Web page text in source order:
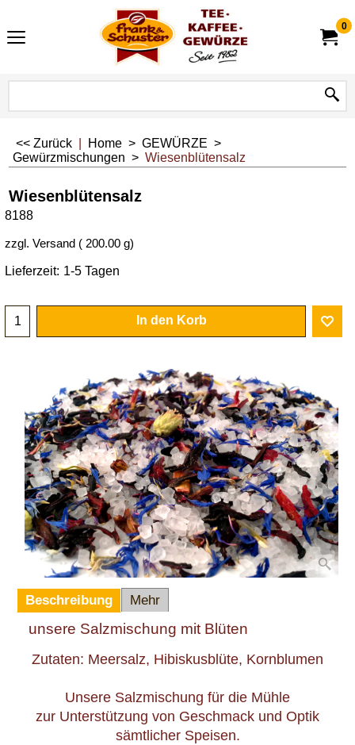
0
<< Zurück Home > GEWÜRZE >
Gewürzmischungen > Wiesenblütensalz
Wiesenblütensalz
8188
zzgl. Versand 200.00 g
Lieferzeit: 1-5 Tagen
In den Korb
Beschreibung Mehr
unsere Salzmischung mit Blüten
Zutaten: Meersalz, Hibiskusblüte, Kornblumen
Unsere Salzmischung für die Mühle
zur Unterstützung von Geschmack und Optik
sämtlicher Speisen.